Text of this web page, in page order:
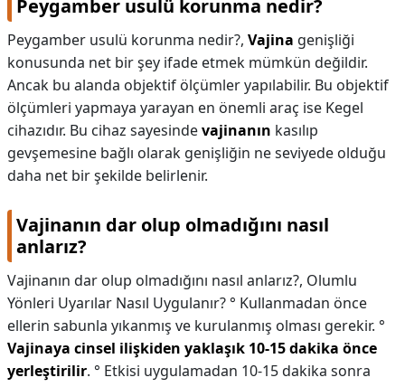
Peygamber usulü korunma nedir?
Peygamber usulü korunma nedir?, Vajina genişliği
konusunda net bir şey ifade etmek mümkün değildir.
Ancak bu alanda objektif ölçümler yapılabilir. Bu objektif
ölçümleri yapmaya yarayan en önemli araç ise Kegel
cihazıdır. Bu cihaz sayesindevajinanın kasılıp
gevşemesine bağlı olarak genişliğin ne seviyede olduğu
daha net bir şekilde belirlenir.
Vajinanın dar olup olmadığını nasıl
anlarız?
Vajinanın dar olup olmadığını nasıl anlarız?, Olumlu
Yönleri Uyarılar Nasıl Uygulanır? ° Kullanmadan önce
ellerin sabunla yıkanmış ve kurulanmış olması gerekir. °
Vajinaya cinsel ilişkiden yaklaşık 10-15 dakika önce
yerleştirilir. ° Etkisi uygulamadan 10-15 dakika sonra